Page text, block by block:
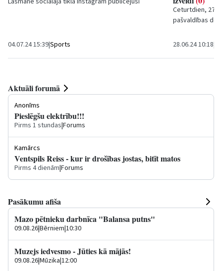
04.07.24 15:39|Sports
Ceturtdien, 27.
pašvaldības
reģionālā...
28.06.24 10:18|
Aktuāli forumā
Anonīms
Pieslēgšu elektrību!!!
Pirms 1 stundas|Forums
Kamārcs
Ventspils Reiss - kur ir drošības jostas, bitīt matos
Pirms 4 dienām|Forums
Pasākumu afiša
Mazo pētnieku darbnīca "Balansa putns"
09.08.26|Bērniem|10:30
Muzejs iedvesmo - Jūties kā mājās!
09.08.26|Mūzika|12:00